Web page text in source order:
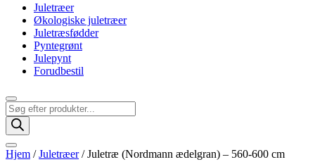
Juletræer
Økologiske juletræer
Juletræsfødder
Pyntegrønt
Julepynt
Forudbestil
Products
search
Hjem /Juletræer/ Juletræ (Nordmann ædelgran) – 560-600 cm